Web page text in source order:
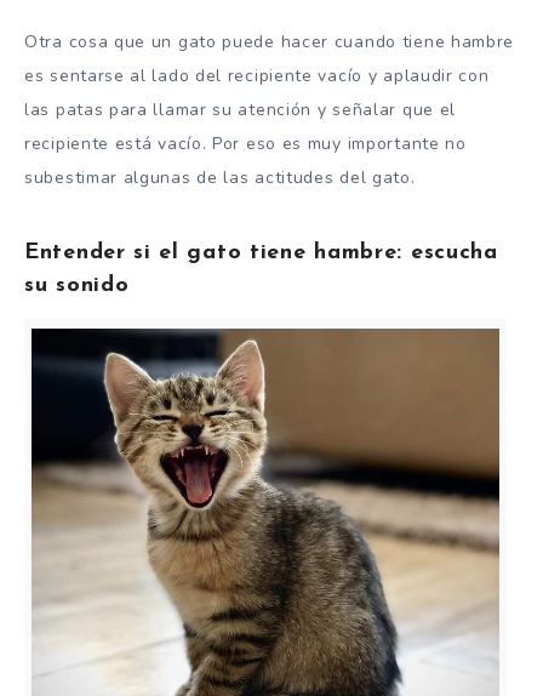
Otra cosa que un gato puede hacer cuando tiene hambre
es sentarse al lado del recipiente vacío y aplaudir con
las patas para llamar su atención y señalar que el
recipiente está vacío. Por eso es muy importante no
subestimar algunas de las actitudes del gato.
Entender si el gato tiene hambre: escucha
su sonido